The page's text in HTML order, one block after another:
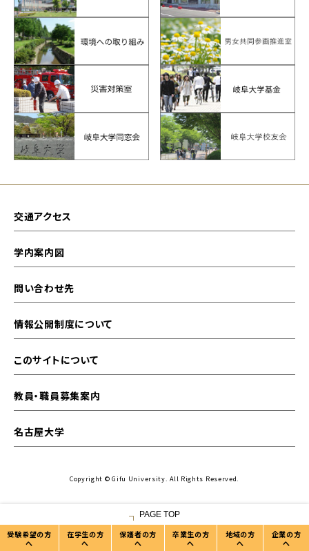
PAGE TOP
受験希望の方
へ
在学生の方
へ
保護者の方
へ
卒業生の方
へ
地域の方
へ
企業の方
へ
交通アクセス
学内案内図
問い合わせ先
情報公開制度について
このサイトについて
教員・職員募集案内
名古屋大学
Copyright © Gifu University. All Rights Reserved.